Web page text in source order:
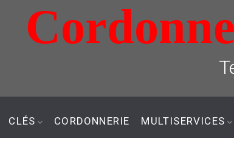
CLÉS CORDONNERIE MULTISERVICES